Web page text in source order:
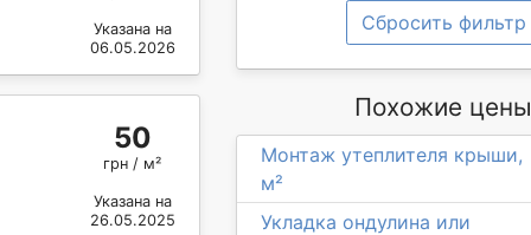
Сбросить фильтр
Указана на
06.05.2026
50
грн / м²
Указана на
26.05.2025
Похожие цены
Монтаж утеплителя крыши,
м²
Укладка ондулина или